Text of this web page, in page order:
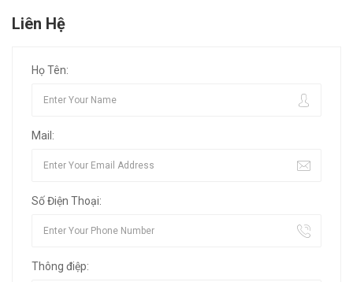
Liên Hệ
Họ Tên:
Mail:
Số Điện Thoại:
Thông điệp: